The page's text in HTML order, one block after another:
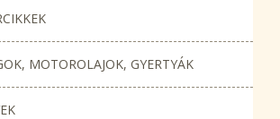
MOTOROLAJOK, GYERTYÁK